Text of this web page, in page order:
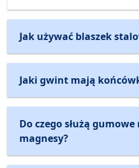
Jak używać blaszek
Jaki gwint mają
Do czego służą
magnesy?